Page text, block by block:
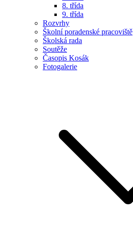
8. třída
9. třída
Rozvrhy
Školní poradenské pracoviště
Školská rada
Soutěže
Časopis Kosák
Fotogalerie